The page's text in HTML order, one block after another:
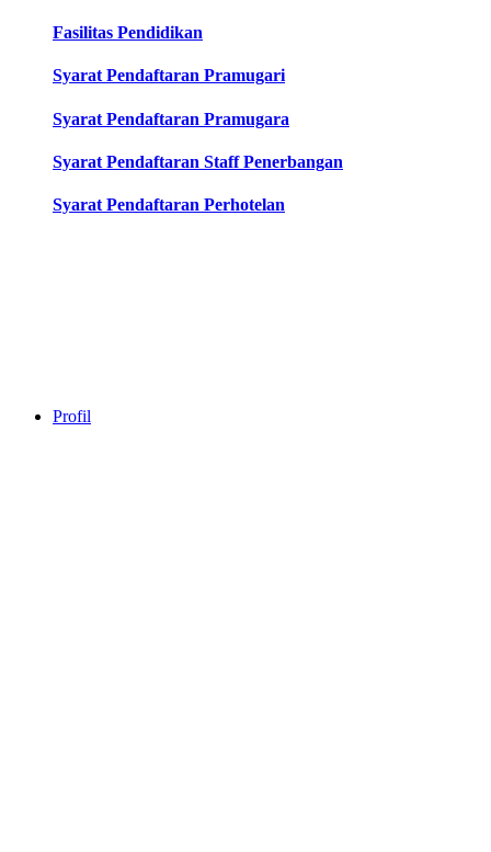
Fasilitas Pendidikan
Syarat Pendaftaran Pramugari
Syarat Pendaftaran Pramugara
Syarat Pendaftaran Staff Penerbangan
Syarat Pendaftaran Perhotelan
Profil